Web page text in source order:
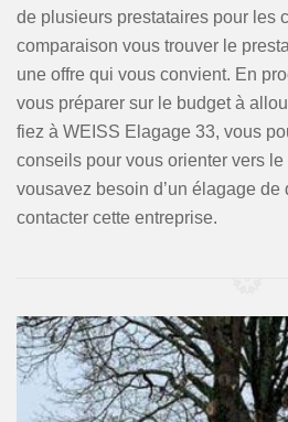
de plusieurs prestataires pour les
comparaison vous trouver le
une offre qui vous convient. En
vous préparer sur le budget à
fiez à WEISS Elagage 33, vous
conseils pour vous orienter vers
vousavez besoin d’un élagage de
contacter cette entreprise.